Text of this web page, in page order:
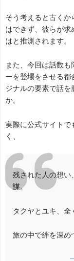
そう考えると古くか
はできず、彼らが
はと推測されます。
また、今回は話数
ーを登場をさせる都
ジナルの要素で話を
か。
実際に公式サイトで
く、
残された人の想い
謀。
タクヤとユキ、全
旅の中で絆を深め